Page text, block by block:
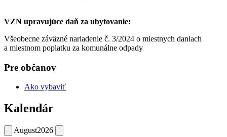
VZN upravujúce daň za ubytovanie:
Všeobecne záväzné nariadenie č. 3/2024 o miestnych daniach
a miestnom poplatku za komunálne odpady
Pre občanov
Ako vybaviť
Kalendár
August2026